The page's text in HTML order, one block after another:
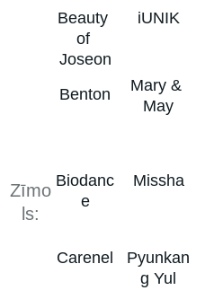
Zīmo
ls:
Beauty
of
Joseon
Biodanc
e
Benton
Pyunkan
g Yul
Mary &
May
Missha
Carenel
iUNIK